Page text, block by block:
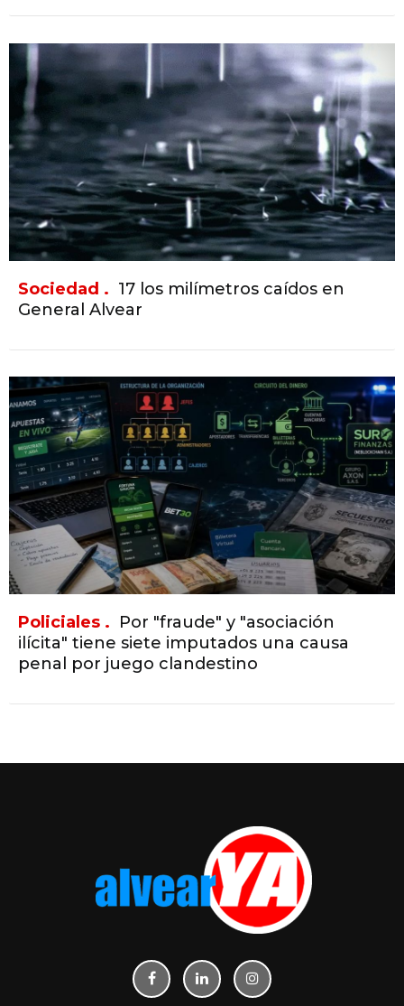
Sociedad . 17 los milímetros caídos en
General Alvear
Policiales . Por "fraude" y "asociación
ilícita" tiene siete imputados una causa
penal por juego clandestino